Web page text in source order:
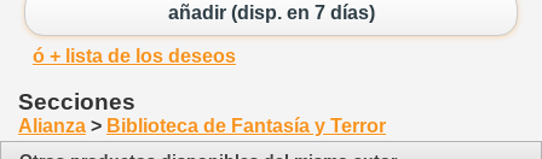
añadir (disp. en 7 días)
ó + lista de los deseos
Secciones
Alianza > Biblioteca de Fantasía y Terror